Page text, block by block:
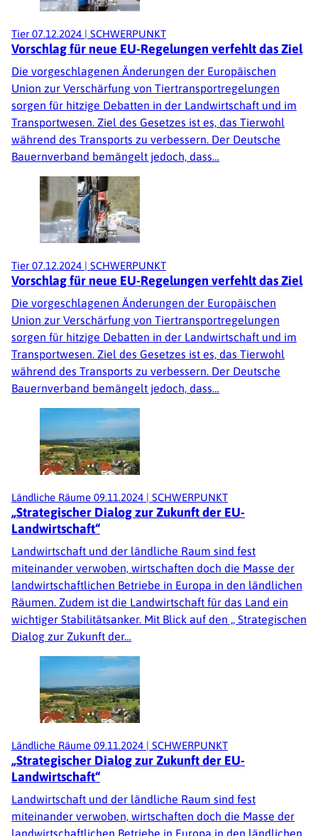
Tier 07.12.2024 | SCHWERPUNKT
Vorschlag für neue EU-Regelungen verfehlt das Ziel
Die vorgeschlagenen Änderungen der Europäischen
Union zur Verschärfung von Tiertransportregelungen
sorgen für hitzige Debatten in der Landwirtschaft und im
Transportwesen. Ziel des Gesetzes ist es, das Tierwohl
während des Transports zu verbessern. Der Deutsche
Bauernverband bemängelt jedoch, dass…
Tier 07.12.2024 | SCHWERPUNKT
Vorschlag für neue EU-Regelungen verfehlt das Ziel
Die vorgeschlagenen Änderungen der Europäischen
Union zur Verschärfung von Tiertransportregelungen
sorgen für hitzige Debatten in der Landwirtschaft und im
Transportwesen. Ziel des Gesetzes ist es, das Tierwohl
während des Transports zu verbessern. Der Deutsche
Bauernverband bemängelt jedoch, dass…
Ländliche Räume 09.11.2024 | SCHWERPUNKT
„Strategischer Dialog zur Zukunft der EU-
Landwirtschaft“
Landwirtschaft und der ländliche Raum sind fest
miteinander verwoben, wirtschaften doch die Masse der
landwirtschaftlichen Betriebe in Europa in den ländlichen
Räumen. Zudem ist die Landwirtschaft für das Land ein
wichtiger Stabilitätsanker. Mit Blick auf den „ Strategischen
Dialog zur Zukunft der…
Ländliche Räume 09.11.2024 | SCHWERPUNKT
„Strategischer Dialog zur Zukunft der EU-
Landwirtschaft“
Landwirtschaft und der ländliche Raum sind fest
miteinander verwoben, wirtschaften doch die Masse der
landwirtschaftlichen Betriebe in Europa in den ländlichen